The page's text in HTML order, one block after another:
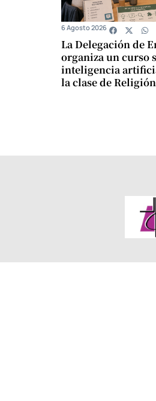
La Delegación de
organiza un curso
inteligencia
la clase de Religión
6 Agosto 2026